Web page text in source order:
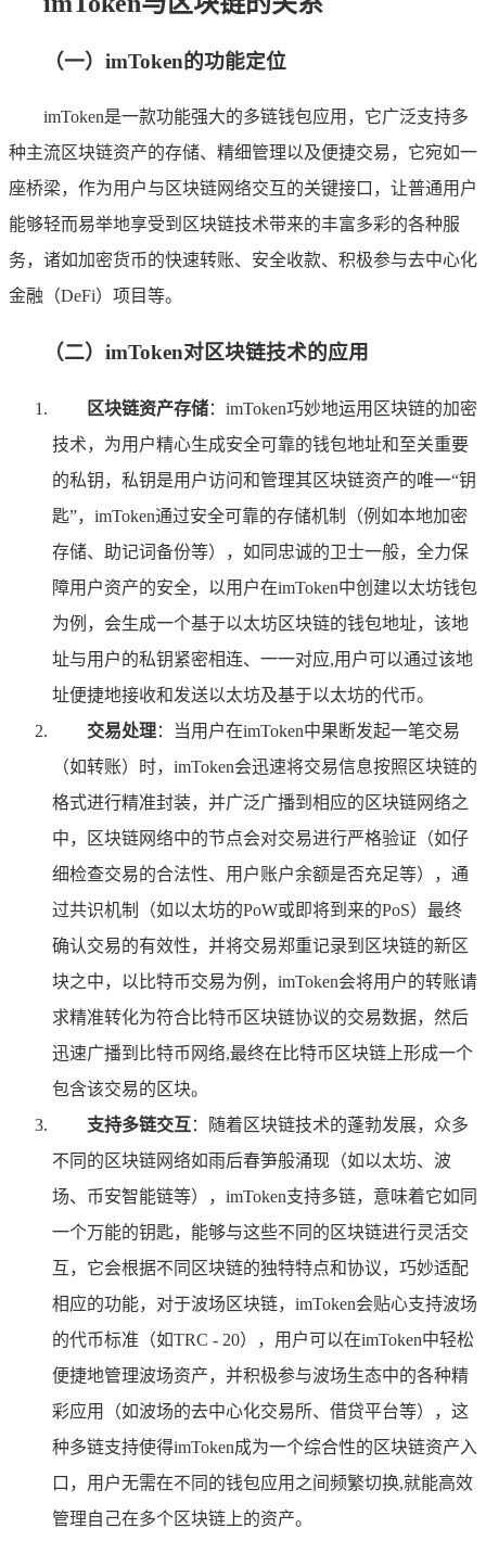
（一）imToken的功能定位
imToken是一款功能强大的多链钱包应用，它广泛支持多
种主流区块链资产的存储、精细管理以及便捷交易，它宛如一
座桥梁，作为用户与区块链网络交互的关键接口，让普通用户
能够轻而易举地享受到区块链技术带来的丰富多彩的各种服
务，诸如加密货币的快速转账、安全收款、积极参与去中心化
金融（DeFi）项目等。
（二）imToken对区块链技术的应用
区块链资产存储：imToken巧妙地运用区块链的加密
技术，为用户精心生成安全可靠的钱包地址和至关重要
的私钥，私钥是用户访问和管理其区块链资产的唯一“钥
匙”，imToken通过安全可靠的存储机制（例如本地加密
存储、助记词备份等），如同忠诚的卫士一般，全力保
障用户资产的安全，以用户在imToken中创建以太坊钱包
为例，会生成一个基于以太坊区块链的钱包地址，该地
址与用户的私钥紧密相连、一一对应,用户可以通过该地
址便捷地接收和发送以太坊及基于以太坊的代币。
交易处理：当用户在imToken中果断发起一笔交易
（如转账）时，imToken会迅速将交易信息按照区块链的
格式进行精准封装，并广泛广播到相应的区块链网络之
中，区块链网络中的节点会对交易进行严格验证（如仔
细检查交易的合法性、用户账户余额是否充足等），通
过共识机制（如以太坊的PoW或即将到来的PoS）最终
确认交易的有效性，并将交易郑重记录到区块链的新区
块之中，以比特币交易为例，imToken会将用户的转账请
求精准转化为符合比特币区块链协议的交易数据，然后
迅速广播到比特币网络,最终在比特币区块链上形成一个
包含该交易的区块。
支持多链交互 ：随着区块链技术的蓬勃发展，众多
不同的区块链网络如雨后春笋般涌现（如以太坊、波
场、币安智能链等），imToken支持多链，意味着它如同
一个万能的钥匙，能够与这些不同的区块链进行灵活交
互，它会根据不同区块链的独特特点和协议，巧妙适配
相应的功能，对于波场区块链，imToken会贴心支持波场
的代币标准（如TRC - 20），用户可以在imToken中轻松
便捷地管理波场资产，并积极参与波场生态中的各种精
彩应用（如波场的去中心化交易所、借贷平台等），这
种多链支持使得imToken成为一个综合性的区块链资产入
口，用户无需在不同的钱包应用之间频繁切换,就能高效
管理自己在多个区块链上的资产。